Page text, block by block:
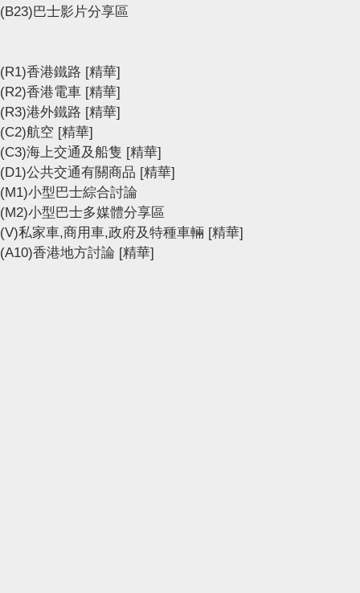
(B23)巴士影片分享區
(R1)香港鐵路 [精華]
(R2)香港電車 [精華]
(R3)港外鐵路 [精華]
(C2)航空 [精華]
(C3)海上交通及船隻 [精華]
(D1)公共交通有關商品 [精華]
(M1)小型巴士綜合討論
(M2)小型巴士多媒體分享區
(V)私家車,商用車,政府及特種車輛 [精華]
(A10)香港地方討論 [精華]